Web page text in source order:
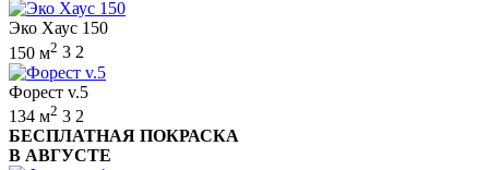
Эко Хаус 150
150 м2 3 2
Форест v.5
134 м2 3 2
БЕСПЛАТНАЯ ПОКРАСКА
В АВГУСТЕ